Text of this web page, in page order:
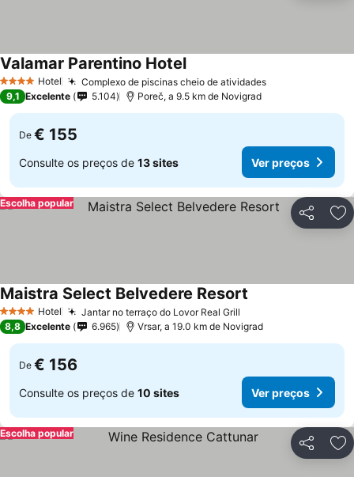
4 EstrelasHotel Complexo de piscinas cheio de atividades
Valamar Parentino Hotel
9,1 Excelente 5.104 Poreč, a 9.5 km de Novigrad
De € 155
Consulte os preços de 13 sites Ver preços
Partilhar
Escolha popular
4 EstrelasHotel Jantar no terraço do Lovor Real Grill
Maistra Select Belvedere Resort
8,8 Excelente 6.965 Vrsar, a 19.0 km de Novigrad
De € 156
Consulte os preços de 10 sites Ver preços
Partilhar
Escolha popular